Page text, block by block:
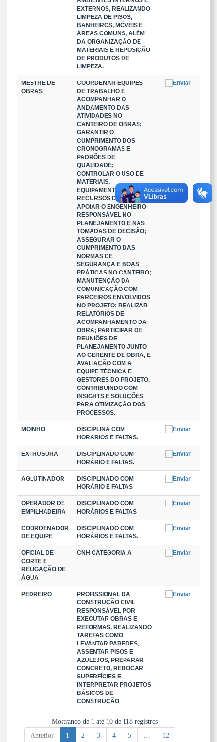
EXTERNOS, REALIZANDO
LIMPEZA DE PISOS,
BANHEIROS, MÓVEIS E
ÁREAS COMUNS, ALÉM
DA ORGANIZAÇÃO DE
MATERIAIS E REPOSIÇÃO
DE PRODUTOS DE
LIMPEZA.
MESTRE DE
OBRAS
COORDENAR EQUIPES
DE TRABALHO E
ACOMPANHAR O
ANDAMENTO DAS
ATIVIDADES NO
CANTEIRO DE OBRAS;
GARANTIR O
CUMPRIMENTO DOS
CRONOGRAMAS E
PADRÕES DE
QUALIDADE;
CONTROLAR O USO DE
MATERIAIS,
EQUIPAMENTOS E
RECURSOS DA OBRA;
APOIAR O ENGENHEIRO
RESPONSÁVEL NO
PLANEJAMENTO E NAS
TOMADAS DE DECISÃO;
ASSEGURAR O
CUMPRIMENTO DAS
NORMAS DE
SEGURANÇA E BOAS
PRÁTICAS NO CANTEIRO;
MANUTENÇÃO DA
COMUNICAÇÃO COM
PARCEIROS ENVOLVIDOS
NO PROJETO; REALIZAR
RELATÓRIOS DE
ACOMPANHAMENTO DA
OBRA; PARTICIPAR DE
REUNIÕES DE
PLANEJAMENTO JUNTO
AO GERENTE DE OBRA, E
AVALIAÇÃO COM A
EQUIPE TÉCNICA E
GESTORES DO PROJETO,
CONTRIBUINDO COM
INSIGHTS E SOLUÇÕES
PARA OTIMIZAÇÃO DOS
PROCESSOS.
MOINHO
DISCIPLINA COM
HORARIOS E FALTAS.
EXTRUSORA
DISCIPLINADO COM
HORÁRIO E FALTAS.
AGLUTINADOR
DISCIPLINADO COM
HORÁRIO E FALTAS
OPERADOR DE
EMPILHADEIRA
DISCIPLINADO COM
HORÁRIOS E FALTAS
COORDENADOR
DE EQUIPE
DISCIPLINADO COM
HORÁRIOS E FALTAS.
OFICIAL DE
CORTE E
RELIGAÇÃO DE
ÁGUA
CNH CATEGORIA A
PEDREIRO
PROFISSIONAL DA
CONSTRUÇÃO CIVIL
RESPONSÁVEL POR
EXECUTAR OBRAS E
REFORMAS, REALIZANDO
TAREFAS COMO
LEVANTAR PAREDES,
ASSENTAR PISOS E
AZULEJOS, PREPARAR
CONCRETO, REBOCAR
SUPERFÍCIES E
INTERPRETAR PROJETOS
BÁSICOS DE
CONSTRUÇÃO
Mostrando de 1 até 10 de 118 registros
Anterior
1 2 3 4 5 … 12